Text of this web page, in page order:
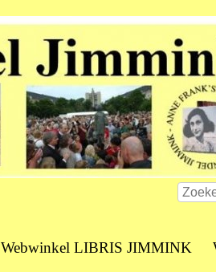
Webwinkel LIBRIS JIMMINK